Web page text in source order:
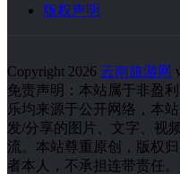
版权声明
Copyright 2026 云南旅游网
免责声明：本站属于非盈
乐均来源于公开网络，本
发/分享的图片、文字、视
流。本站尊重原创，版权
者本人，不承担连带责任